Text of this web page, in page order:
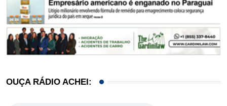
OUÇA RÁDIO ACHEI: